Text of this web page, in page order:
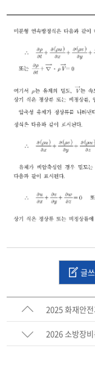
글
2025 화재안
2026 소방장